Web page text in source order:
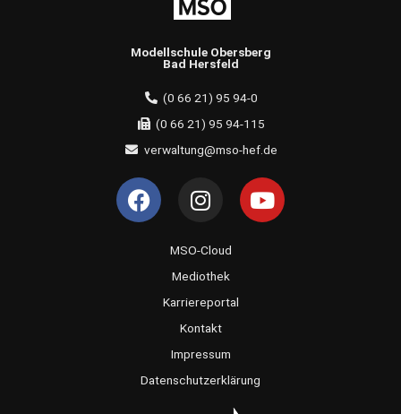
Modellschule Obersberg
Bad Hersfeld
(0 66 21) 95 94-0
(0 66 21) 95 94-115
verwaltung@mso-hef.de
F
a
I
n
t
a
g
r
m
Y
o
MSO-Cloud
Mediothek
Karriereportal
Kontakt
Impressum
Datenschutzerklärung